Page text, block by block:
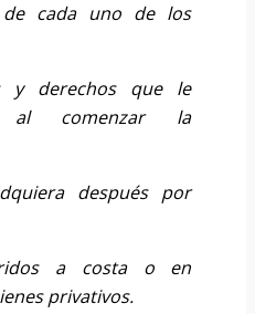
de cada uno de los
y derechos que le
al comenzar la
después por
a costa o en
privativos.